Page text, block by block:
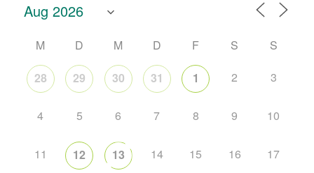
M D M D F S S
28 29 30 31 1 2 3
4 5 6 7 8 9 10
11 12 13 14 15 16 17